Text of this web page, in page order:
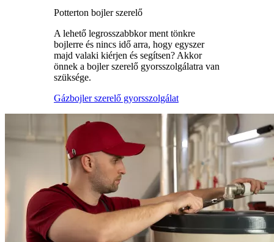
Potterton bojler szerelő
A lehető legrosszabbkor ment tönkre
bojlerre és nincs idő arra, hogy egyszer
majd valaki kiérjen és segítsen? Akkor
önnek a bojler szerelő gyorsszolgálatra van
szüksége.
Gázbojler szerelő gyorsszolgálat